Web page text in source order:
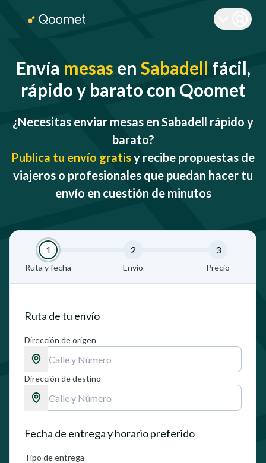
Envía mesas en Sabadell fácil,
rápido y barato con Qoomet
¿Necesitas enviar mesas en Sabadell rápido y
barato?
Publica tu envío gratisy recibe propuestas de
viajeros o profesionales que puedan hacer tu
envío en cuestión de minutos
1
Ruta y fecha
2
Envío
3
Precio
Ruta de tu envío
Dirección de origen
Dirección de destino
Fecha de entrega y horario preferido
Tipo de entrega